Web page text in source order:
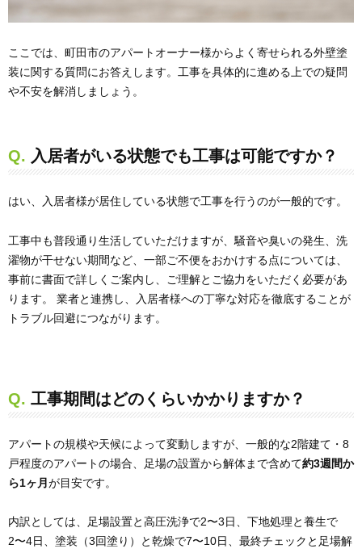
ここでは、町田市のアパートオーナー様からよく寄せられる外壁塗
装に関する質問にお答えします。工事を具体的に進める上での疑問
や不安を解消しましょう。
Q. 入居者がいる状態でも工事は可能ですか？
はい、入居者様が居住している状態で工事を行うのが一般的です。
工事中も普段通り生活していただけますが、騒音や臭いの発生、洗
濯物が干せない期間など、一部ご不便をおかけする点については、
事前に書面で詳しくご案内し、ご理解とご協力をいただく必要があ
ります。 業者と連携し、入居者様への丁寧な対応を徹底することが
トラブル回避につながります。
Q. 工事期間はどのくらいかかりますか？
アパートの規模や天候によって変動しますが、一般的な2階建て・8
戸程度のアパートの場合、足場の設置から解体まで含めて約3週間か
ら1ヶ月 が目安です。
内訳としては、足場設置と高圧洗浄で2〜3日、下地処理と養生で
2〜4日、塗装（3回塗り）と乾燥で7〜10日、最終チェックと足場解